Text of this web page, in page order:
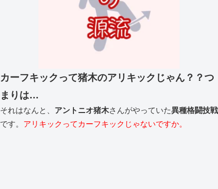
カーフキックって猪木のアリキックじゃん？？つ
まりは…
それはなんと、 アントニオ猪木さんがやっていた異種格闘技戦
です。 アリキックってカーフキックじゃないですか。